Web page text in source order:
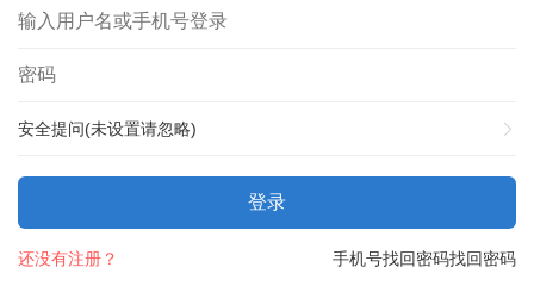
安全提问(未设置请忽略)
登录
找回密码
还没有注册？ 手机号找回密码